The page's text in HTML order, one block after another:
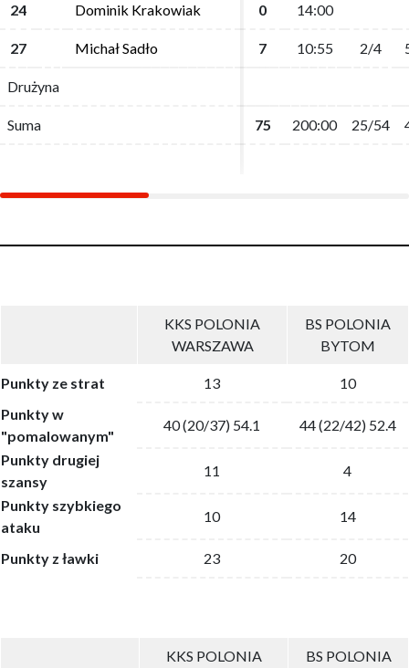
24 Dominik Krakowiak 0 14:00
27 Michał Sadło 7 10:55 2/4
Drużyna
Suma 75 200:00 25/54
24 Dominik Krakowiak 0 14:00
27 Michał Sadło 7 10:55 2/4
Drużyna
Suma 75 200:00 25/54
KKS POLONIA
WARSZAWA
BS POLONIA
BYTOM
Punkty ze strat 13
10
Punkty w
"pomalowanym"
40 (20/37) 54.1
44 (22/42) 52.4
Punkty drugiej
szansy
11
4
Punkty szybkiego
ataku
10 14
Punkty z ławki 23 20
KKS POLONIA
BS POLONIA